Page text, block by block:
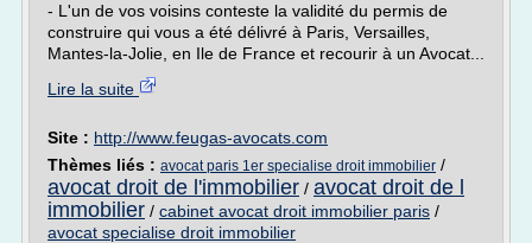
- L'un de vos voisins conteste la validité du permis de
construire qui vous a été délivré à Paris, Versailles,
Mantes-la-Jolie, en Ile de France et recourir à un Avocat...
Lire la suite
Site : http://www.feugas-avocats.com
Thèmes liés : avocat paris 1er specialise droit immobilier /
avocat droit de l'immobilier / avocat droit de l
immobilier / cabinet avocat droit immobilier paris /
avocat specialise droit immobilier